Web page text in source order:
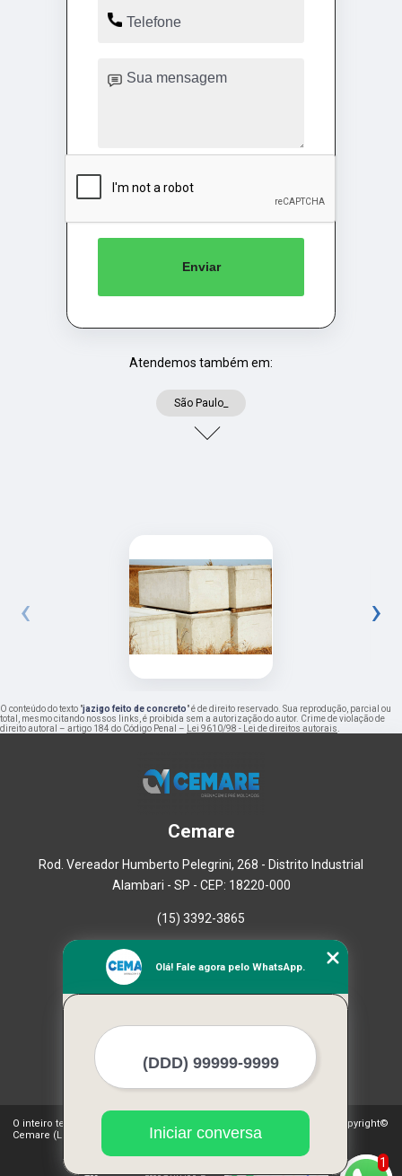
Enviar
Atendemos também em:
São Paulo_
‹ ›
O conteúdo do texto "jazigo feito de concreto" é de direito reservado. Sua reprodução, parcial ou
total, mesmo citando nossos links, é proibida sem a autorização do autor. Crime de violação de
direito autoral – artigo 184 do Código Penal –
Lei 9610/98 - Lei de direitos autorais
Cemare
Rod. Vereador Humberto Pelegrini, 268 - Distrito Industrial
Alambari - SP - CEP: 18220-000
(15) 3392-3865
Empresa
Missão
Mapa do site
Mais Serviços
O inteiro teor deste site está sujeito à proteção de direitos autorais. Copyright©
Cemare (Lei 9610 de 19/02/1998)
1
Olá! Fale agora pelo WhatsApp.
Iniciar conversa